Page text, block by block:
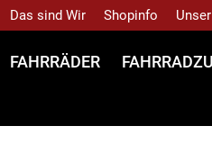
Das sind Wir Shopinfo
FAHRRÄDER